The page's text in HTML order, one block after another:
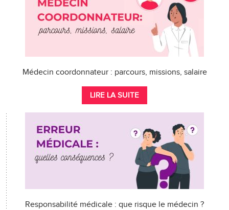
Médecin coordonnateur : parcours, missions, salaire
LIRE LA SUITE
Responsabilité médicale : que risque le médecin ?